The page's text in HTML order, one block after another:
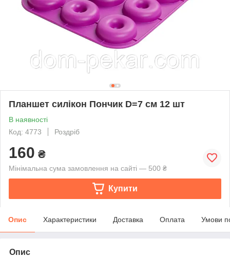
Планшет силікон Пончик D=7 см 12 шт
В наявності
Код: 4773
Роздріб
160 ₴
Мінімальна сума замовлення на сайті — 500 ₴
Купити
Опис Характеристики Доставка Оплата Умови
Опис